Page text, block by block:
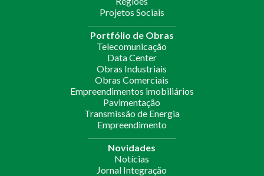
Projetos Sociais
Portfólio de Obras
Telecomunicação
Data Center
Obras Industriais
Obras Comerciais
Empreendimentos imobiliários
Pavimentação
Transmissão de Energia
Empreendimento
Novidades
Notícias
Jornal Integração